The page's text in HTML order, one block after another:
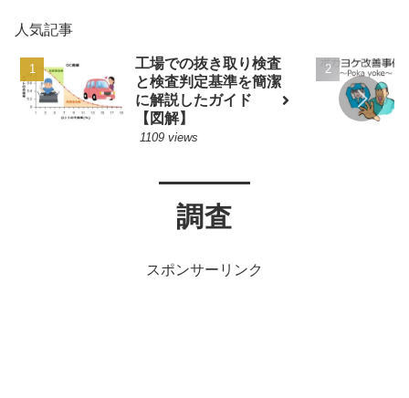
人気記事
工場での抜き取り検査
と検査判定基準を簡潔
に解説したガイド
【図解】
1109 views
調査
スポンサーリンク